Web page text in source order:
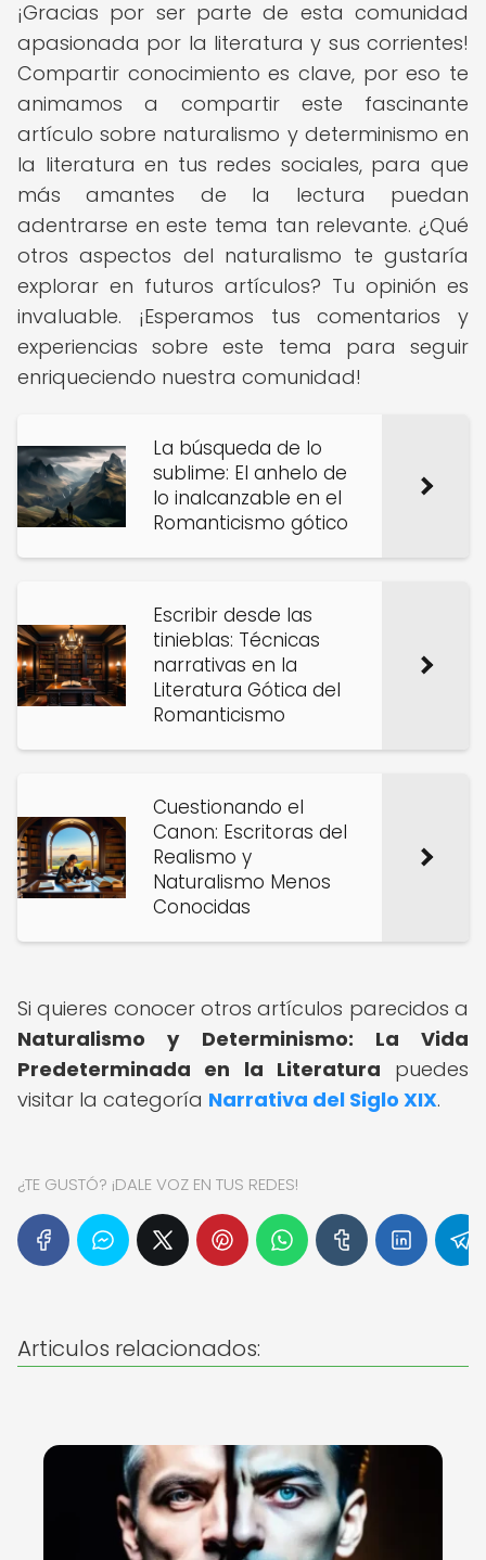
¡Gracias por ser parte de esta comunidad
apasionada por la literatura y sus corrientes!
Compartir conocimiento es clave, por eso te
animamos a compartir este fascinante
artículo sobre naturalismo y determinismo en
la literatura en tus redes sociales, para que
más amantes de la lectura puedan
adentrarse en este tema tan relevante. ¿Qué
otros aspectos del naturalismo te gustaría
explorar en futuros artículos? Tu opinión es
invaluable. ¡Esperamos tus comentarios y
experiencias sobre este tema para seguir
enriqueciendo nuestra comunidad!
La búsqueda de lo
sublime: El anhelo de
lo inalcanzable en el
Romanticismo gótico
Escribir desde las
tinieblas: Técnicas
narrativas en la
Literatura Gótica del
Romanticismo
Cuestionando el
Canon: Escritoras del
Realismo y
Naturalismo Menos
Conocidas
Si quieres conocer otros artículos parecidos a
Naturalismo y Determinismo: La Vida
Predeterminada en la Literatura puedes
visitar la categoría Narrativa del Siglo XIX.
¿TE GUSTÓ? ¡DALE VOZ EN TUS REDES!
Articulos relacionados: